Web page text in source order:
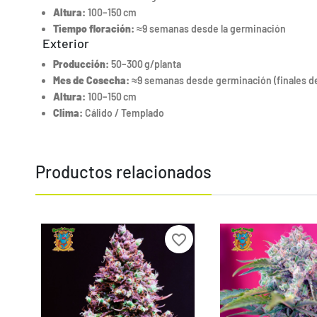
Altura: 100–150 cm
Tiempo floración: ≈9 semanas desde la germinación
Exterior
Producción: 50–300 g/planta
Mes de Cosecha: ≈9 semanas desde germinación (finales
Altura: 100–150 cm
Clima: Cálido / Templado
Productos relacionados
Precio favorite_border Precio